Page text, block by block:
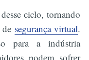
ciclo, tornando
segurança virtual.
para a indústria
podem sofrer